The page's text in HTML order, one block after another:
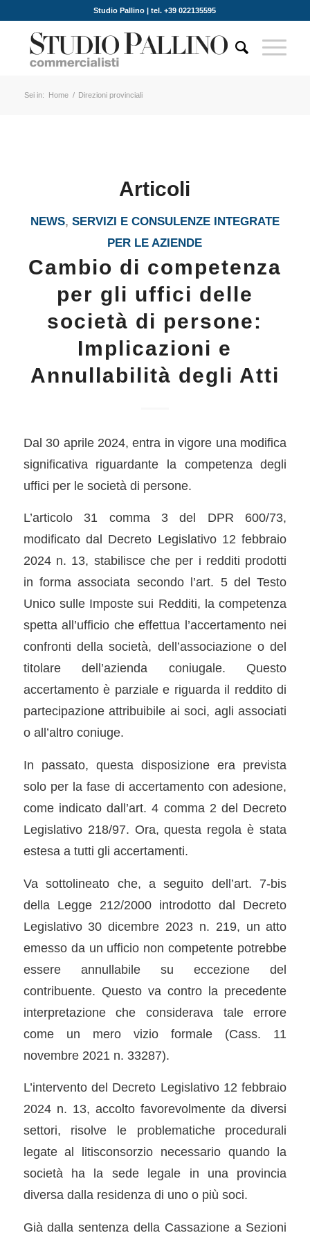
Studio Pallino | tel. +39 022135595
Sei in: Home / Direzioni provinciali
Articoli
NEWS, SERVIZI E CONSULENZE INTEGRATE
PER LE AZIENDE
Cambio di competenza
per gli uffici delle
società di persone:
Implicazioni e
Annullabilità degli Atti
Dal 30 aprile 2024, entra in vigore una modifica
significativa riguardante la competenza degli
uffici per le società di persone.
L’articolo 31 comma 3 del DPR 600/73,
modificato dal Decreto Legislativo 12 febbraio
2024 n. 13, stabilisce che per i redditi prodotti
in forma associata secondo l’art. 5 del Testo
Unico sulle Imposte sui Redditi, la competenza
spetta all’ufficio che effettua l’accertamento nei
confronti della società, dell’associazione o del
titolare dell’azienda coniugale. Questo
accertamento è parziale e riguarda il reddito di
partecipazione attribuibile ai soci, agli associati
o all’altro coniuge.
In passato, questa disposizione era prevista
solo per la fase di accertamento con adesione,
come indicato dall’art. 4 comma 2 del Decreto
Legislativo 218/97. Ora, questa regola è stata
estesa a tutti gli accertamenti.
Va sottolineato che, a seguito dell’art. 7-bis
della Legge 212/2000 introdotto dal Decreto
Legislativo 30 dicembre 2023 n. 219, un atto
emesso da un ufficio non competente potrebbe
essere annullabile su eccezione del
contribuente. Questo va contro la precedente
interpretazione che considerava tale errore
come un mero vizio formale (Cass. 11
novembre 2021 n. 33287).
L’intervento del Decreto Legislativo 12 febbraio
2024 n. 13, accolto favorevolmente da diversi
settori, risolve le problematiche procedurali
legate al litisconsorzio necessario quando la
società ha la sede legale in una provincia
diversa dalla residenza di uno o più soci.
Già dalla sentenza della Cassazione a Sezioni